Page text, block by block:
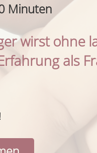
Minuten
wirst ohne
als